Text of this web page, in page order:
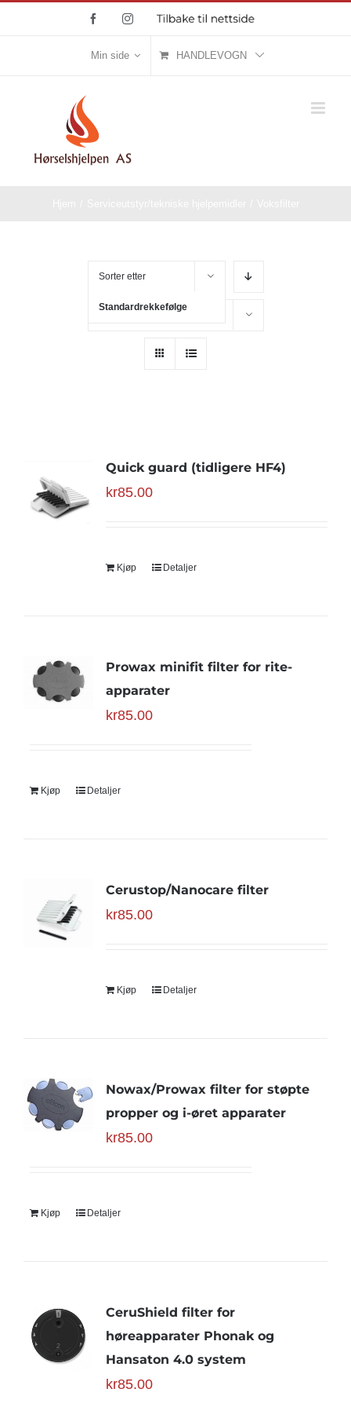
FacebookInstagram
Tilbake
Min side HANDLEVOGN
Sorter etter
Standardrekkefølge
Quick guard (tidligere HF4)
kr85.00
Kjøp Detaljer
Prowax minifit filter for rite-
apparater
kr85.00
Kjøp Detaljer
Cerustop/Nanocare filter
kr85.00
Kjøp Detaljer
Nowax/Prowax filter for støpte
propper og i-øret apparater
kr85.00
Kjøp Detaljer
CeruShield filter for
høreapparater Phonak og
Hansaton 4.0 system
kr85.00